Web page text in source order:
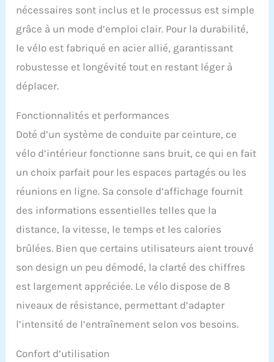
intégrés pour vous aider
à repousser vos limites et
progresser dans le
temps. UNE SÉANCE DE
n'avons pas toujours le
pouvez placer sous un
bureau et pédalez tout en
travaillant pour une
journée plus productive.
CONCEPTION COMPACTE
ET PLIABLE : Conçu pour
être plié facilement, ce
cardio-training peut être
replié en quelques
secondes. Sa taille
compacte vous permet de
vous entraîner à tout
de le ranger rapidement
après utilisation. ULTRA
: Le velo d appartement
nécessaires sont inclus et le processus est simple
grâce à un mode d’emploi clair. Pour la durabilité,
le vélo est fabriqué en acier allié, garantissant
robustesse et longévité tout en restant léger à
déplacer.
Fonctionnalités et performances
Doté d’un système de conduite par ceinture, ce
vélo d’intérieur fonctionne sans bruit, ce qui en fait
un choix parfait pour les espaces partagés ou les
réunions en ligne. Sa console d’affichage fournit
des informations essentielles telles que la
distance, la vitesse, le temps et les calories
brûlées. Bien que certains utilisateurs aient trouvé
son design un peu démodé, la clarté des chiffres
est largement appréciée. Le vélo dispose de 8
niveaux de résistance, permettant d’adapter
l’intensité de l’entraînement selon vos besoins.
Confort d’utilisation